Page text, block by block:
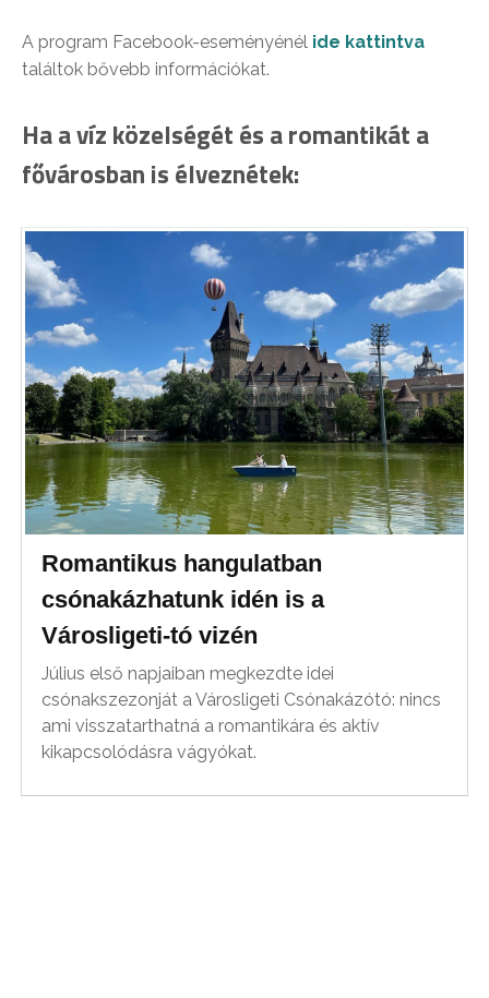
A program Facebook-eseményénél ide kattintva
találtok bővebb információkat.
Ha a víz közelségét és a romantikát a
fővárosban is élveznétek:
Romantikus hangulatban
csónakázhatunk idén is a
Városligeti-tó vizén
Július első napjaiban megkezdte idei
csónakszezonját a Városligeti Csónakázótó: nincs
ami visszatarthatná a romantikára és aktív
kikapcsolódásra vágyókat.